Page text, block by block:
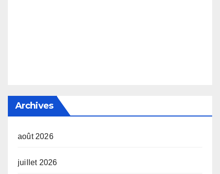
Archives
août 2026
juillet 2026